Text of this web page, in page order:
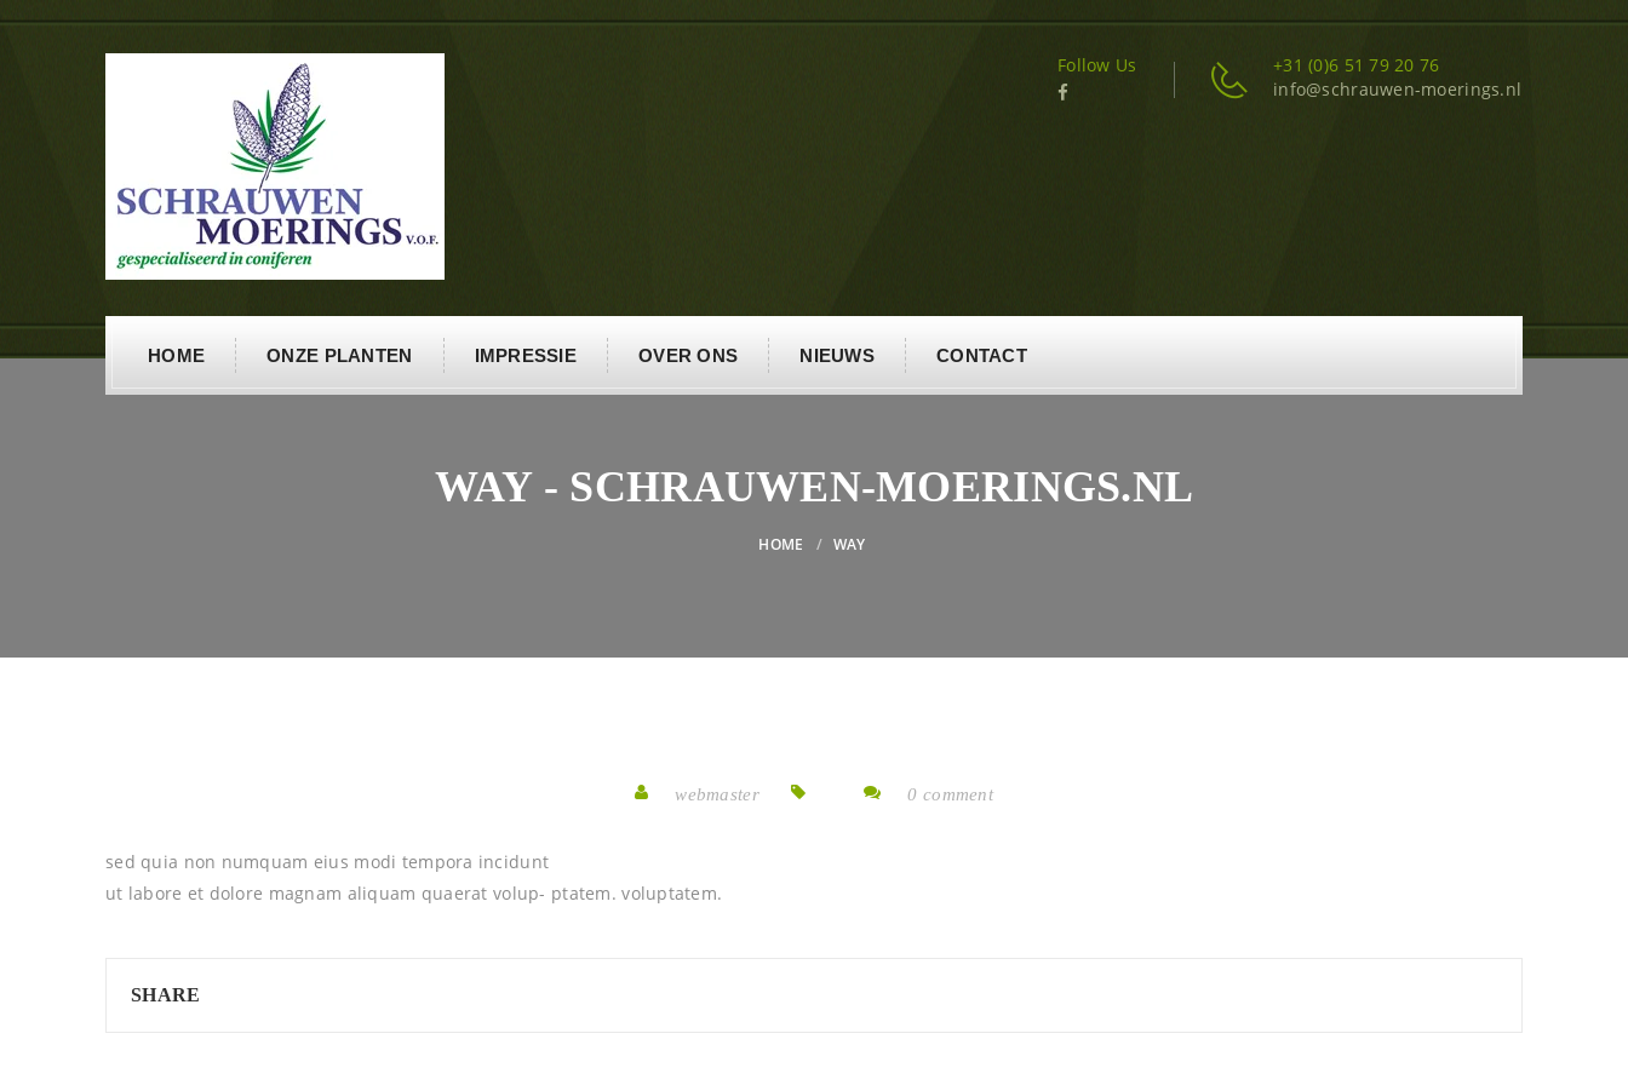
Follow Us
+31 (0)6 51 79 20 76
info@schrauwen-moerings.nl
HOME ONZE PLANTEN IMPRESSIE OVER ONS NIEUWS CONTACT
WAY - SCHRAUWEN-MOERINGS.NL
HOME WAY
webmaster 0 comment
sed quia non numquam eius modi tempora incidunt
ut labore et dolore magnam aliquam quaerat volup- ptatem. voluptatem.
SHARE